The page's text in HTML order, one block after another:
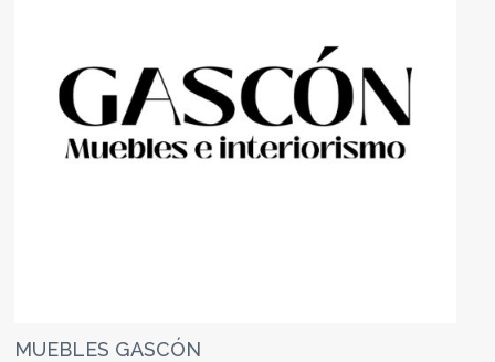
MUEBLES GASCÓN